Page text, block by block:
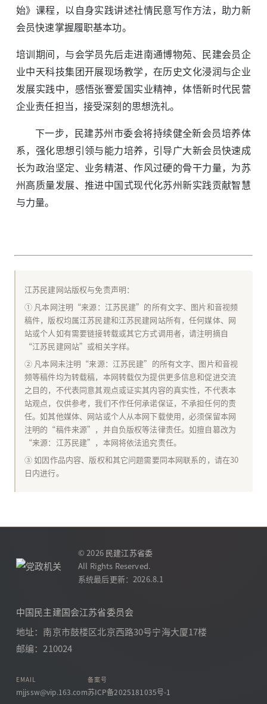
始》课程，以自身实践讲述社情民意写作方法，助力新
会员快速掌握履职基本功。
培训期间，与会学员先后走进南通博物苑、民建会员企
业中天科技集团开展现场教学，在历史文化浸润与企业
发展实践中，感悟张謇爱国实业精神，体悟新时代民营
企业责任担当，接受深刻的思想洗礼。
下一步，民建苏州市委会将持续健全新会员培养体
系，强化思想引领与能力培养，引导广大新会员快速成
长为政治坚定、业务精湛、作风过硬的骨干力量，为苏
州高质量发展、推进中国式现代化苏州新实践贡献智慧
与力量。
江苏民建网站版权与免责声明：
① 凡本网注明“来源：江苏民建”的所有文字、图片和音视频
稿件，版权均属江苏民建和江苏民建网站所有，任何媒体、网
站或个人如有需要链接转载或其它方式调用者，请注明摘自
“江苏民建网站”或相关字样。
② 凡本网未注明“来源：江苏民建”的所有文字、图片和音视
频等稿件均为转载稿，本网转载仅为提供更多信息和促进交流
之目的，不代表同意其观点或证实其内容的真实性，不代表本
站观点，仅供参考，我们不作任何承诺保证，不承担任何的责
任。如其他媒体、网站或个人从本网下载使用，必须保留本网
注明的“稿件来源”，并自负版权等法律责任。如擅自篡改为
“来源：江苏民建”，本网将依法追究责任。
③ 如因作品内容、版权和其它问题需要同本网联系的，请在30
日内进行。
© 2026 民建江苏省委
All Rights Reserved.
系统最后更新：2026.8.1
中国民主建国会江苏省委员会
地址：南京市鼓楼区北京西路30号宁海大厦17楼
邮编：210024
EMAIL
mjjssw@vip.163.com
备案号
苏ICP备2025181035号-1